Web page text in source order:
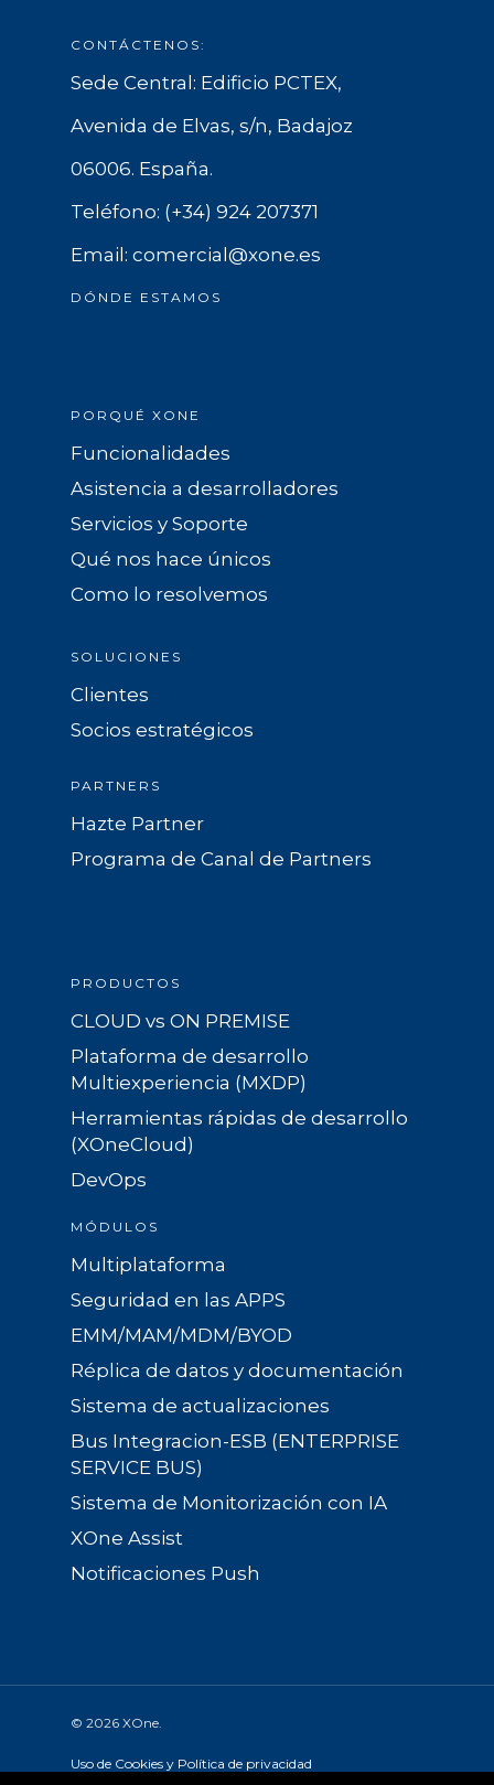
CONTÁCTENOS:
Sede Central: Edificio PCTEX,
Avenida de Elvas, s/n, Badajoz
06006. España.
Teléfono: (+34) 924 207371
Email: comercial@xone.es
DÓNDE ESTAMOS
PORQUÉ XONE
Funcionalidades
Asistencia a desarrolladores
Servicios y Soporte
Qué nos hace únicos
Como lo resolvemos
SOLUCIONES
Clientes
Socios estratégicos
PARTNERS
Hazte Partner
Programa de Canal de Partners
PRODUCTOS
CLOUD vs ON PREMISE
Plataforma de desarrollo
Multiexperiencia (MXDP)
Herramientas rápidas de desarrollo
(XOneCloud)
DevOps
MÓDULOS
Multiplataforma
Seguridad en las APPS
EMM/MAM/MDM/BYOD
Réplica de datos y documentación
Sistema de actualizaciones
Bus Integracion-ESB (ENTERPRISE
SERVICE BUS)
Sistema de Monitorización con IA
XOne Assist
Notificaciones Push
© 2026 XOne.
Uso de Cookies y Política de privacidad